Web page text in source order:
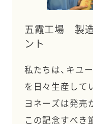
五霞工場 製
ント
私たちは、キユ
を日々生産して
ヨネーズは発売
この記念すべき